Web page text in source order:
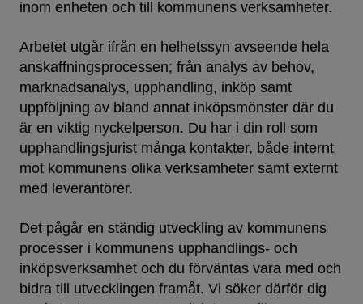
inom enheten och till kommunens verksamheter.
Arbetet utgår ifrån en helhetssyn avseende hela
anskaffningsprocessen; från analys av behov,
marknadsanalys, upphandling, inköp samt
uppföljning av bland annat inköpsmönster där du
är en viktig nyckelperson. Du har i din roll som
upphandlingsjurist många kontakter, både internt
mot kommunens olika verksamheter samt externt
med leverantörer.
Det pågår en ständig utveckling av kommunens
processer i kommunens upphandlings- och
inköpsverksamhet och du förväntas vara med och
bidra till utvecklingen framåt. Vi söker därför dig